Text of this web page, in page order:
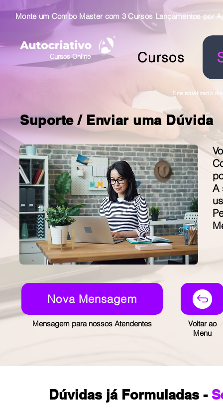
Monte um Combo Master com 3 Cursos Lançamentos por
Cursos Online Cursos
Suporte / Enviar uma Dúvida
A
Nova Mensagem
Mensagem para nossos Atendentes
Voltar ao
Menu
Dúvidas já Formuladas -
Site atualizado